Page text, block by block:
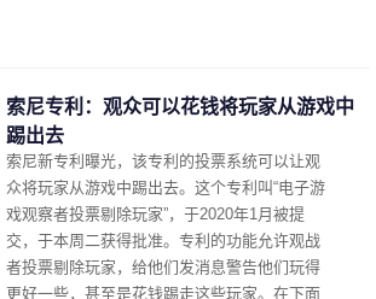
索尼专利：观众可以花钱将玩家从游戏中
踢出去
索尼新专利曝光，该专利的投票系统可以让观
众将玩家从游戏中踢出去。这个专利叫“电子游
戏观察者投票剔除玩家”，于2020年1月被提
交，于本周二获得批准。专利的功能允许观战
者投票剔除玩家，给他们发消息警告他们玩得
更好一些，甚至是花钱踢走这些玩家。在下面